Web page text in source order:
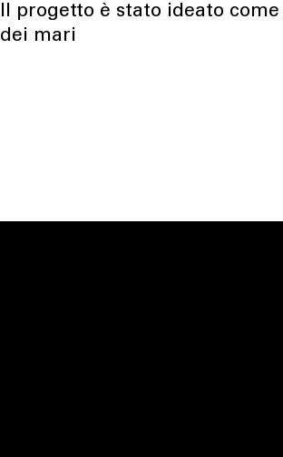
Il progetto è stato ideato
dei mari